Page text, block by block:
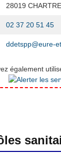
28019
02 37 20 51 45
ddetspp@eure-
également